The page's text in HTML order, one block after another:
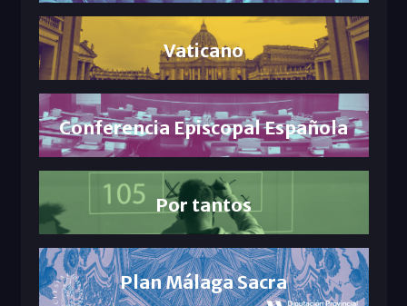
Vaticano
Conferencia Episcopal Española
Por tantos
Plan Málaga Sacra